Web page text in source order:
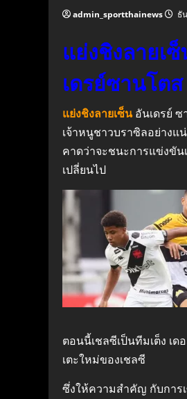
admin_sportthainews ธั
แย่งชิงลายเ
เดรย์ซานโต
แย่งชิงลายเซ็นอันเดรย์
เจ้าหนูชาวบราซิลอย่างแ
คาดว่าจะชนะการแข่งขัน
เปลี่ยนไป
ตอนนี้เชลซีเป็นทีมเต็ง เ
เตะใหม่ของเชลซี
ซึ่งให้ความสำคัญ กับการ